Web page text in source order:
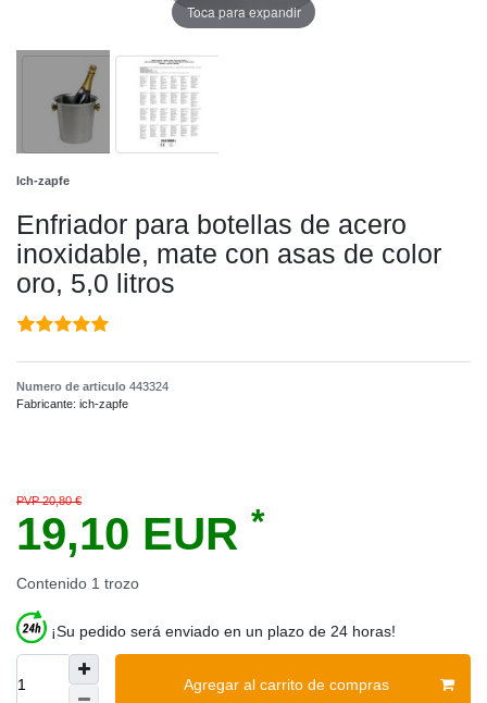
Toca para expandir
Ich-zapfe
Enfriador para botellas de acero
inoxidable, mate con asas de color
oro, 5,0 litros
Numero de articulo 443324
Fabricante: ich-zapfe
PVP 20,80 €
19,10 EUR *
Contenido 1 trozo
¡Su pedido será enviado en un plazo de 24 horas!
Agregar al carrito de compras